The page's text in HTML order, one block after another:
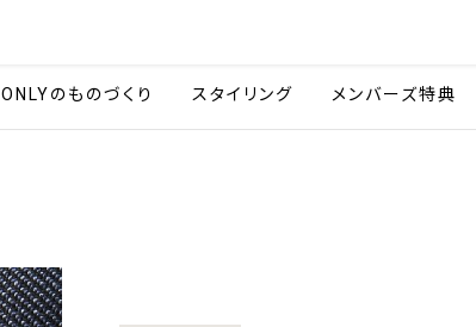
ONLYのものづくり スタイリング メンバーズ特典